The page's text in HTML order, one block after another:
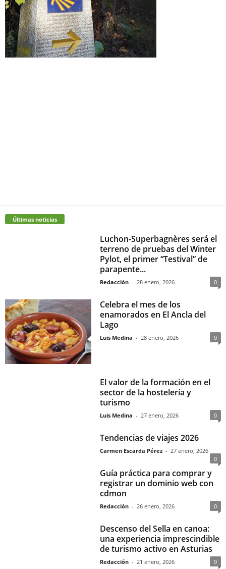
Últimas noticias
Luchon-Superbagnères será el
terreno de pruebas del Winter
Pylot, el primer “Testival” de
parapente...
Redacción - 28 enero, 2026 0
Celebra el mes de los
enamorados en El Ancla del
Lago
Luis Medina - 28 enero, 2026 0
El valor de la formación en el
sector de la hostelería y
turismo
Luis Medina - 27 enero, 2026 0
Tendencias de viajes 2026
Carmen Escarda Pérez - 27 enero, 2026
0
Guía práctica para comprar y
registrar un dominio web con
cdmon
Redacción - 26 enero, 2026 0
Descenso del Sella en canoa:
una experiencia imprescindible
de turismo activo en Asturias
Redacción - 21 enero, 2026 0